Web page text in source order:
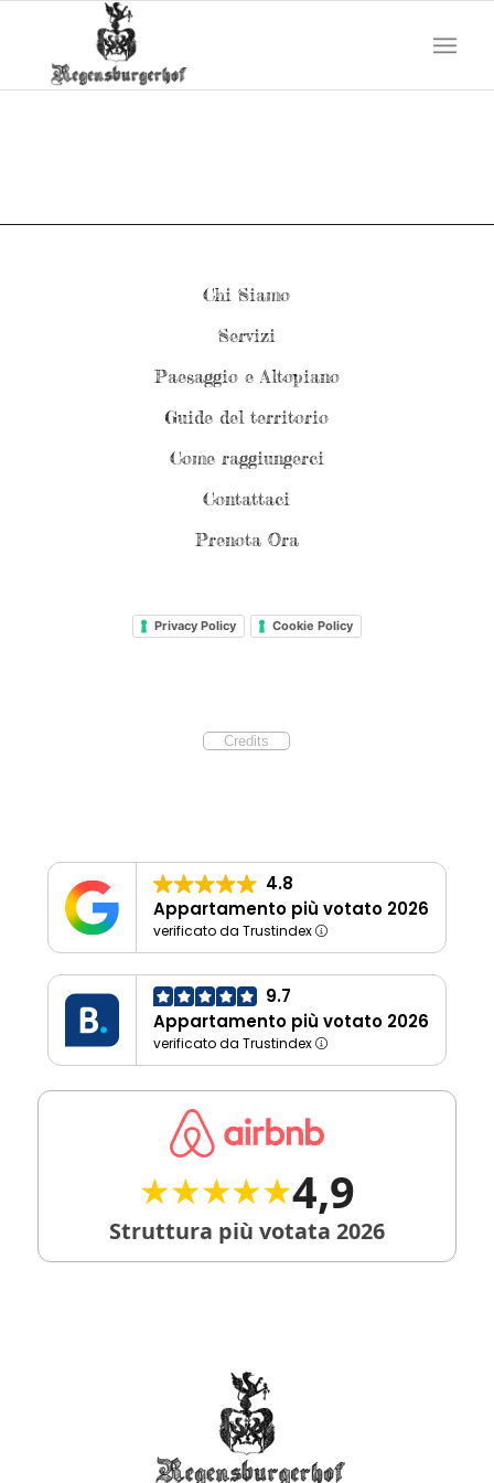
Chi Siamo
Servizi
Paesaggio e Altopiano
Guide del territorio
Come raggiungerci
Contattaci
Prenota Ora
Privacy Policy Cookie Policy
Credits
4.8
Appartamento più votato 2026
verificato da Trustindex
9.7
Appartamento più votato 2026
verificato da Trustindex
★★★★★
★★★★★4,9
Struttura più votata 2026